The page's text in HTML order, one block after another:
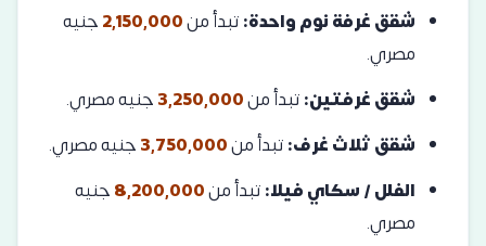
شقق غرفة نوم واحدة:تبدأ من2,150,000جنيه
مصري.
شقق غرفتين:تبدأ من3,250,000جنيه مصري.
شقق ثلاث غرف:تبدأ من3,750,000جنيه مصري.
الفلل / سكاي فيلا:تبدأ من8,200,000جنيه
مصري.